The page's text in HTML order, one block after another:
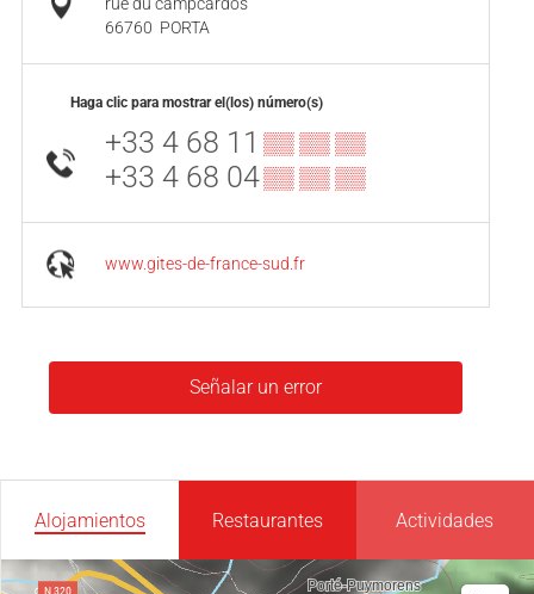
66760 PORTA
Haga clic para mostrar el(los) número(s)
+33 4 68 11 ▒▒ ▒▒ ▒▒
+33 4 68 04▒▒ ▒▒ ▒▒
www.gites-de-france-sud.fr
Señalar un error
Alojamientos Restaurantes Actividades